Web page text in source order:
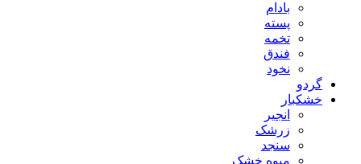
بادام
پسته
تخمه
فندق
نخود
گردو
خشکبار
انجیر
زرشک
سنجد
میوه خشک